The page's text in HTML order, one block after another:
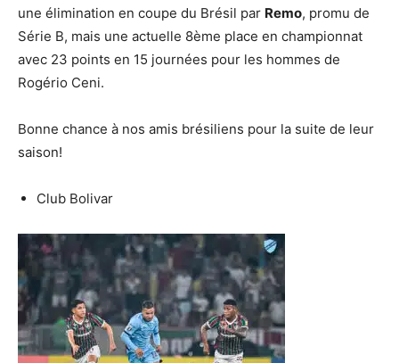
une élimination en coupe du Brésil par Remo, promu de
Série B, mais une actuelle 8ème place en championnat
avec 23 points en 15 journées pour les hommes de
Rogério Ceni.
Bonne chance à nos amis brésiliens pour la suite de leur
saison!
Club Bolivar